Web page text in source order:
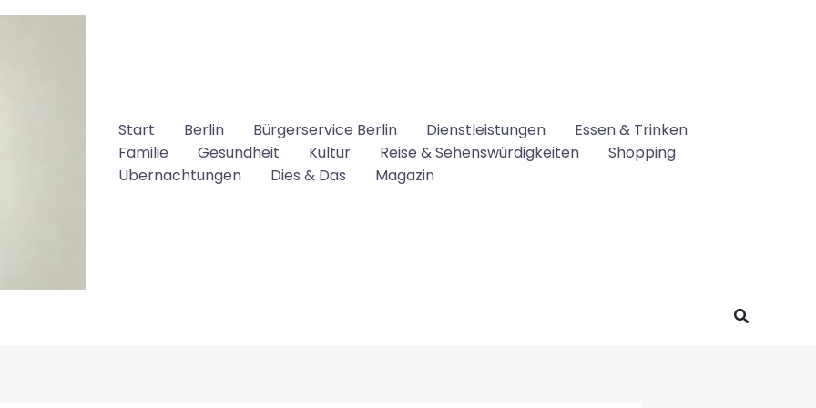
Start Berlin Bürgerservice Berlin Dienstleistungen
Essen & Trinken
Familie
Gesundheit Kultur Reise & Sehenswürdigkeiten
Shopping
Übernachtungen
Dies & Das Magazin
Suchen